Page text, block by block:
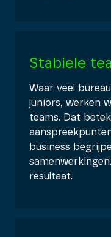
Stabiele
Waar veel
juniors, werken
teams. Dat
business
resultaat.